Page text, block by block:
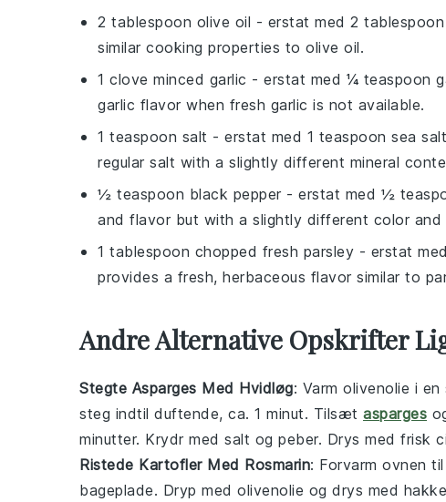
2 tablespoon olive oil - erstat med 2
similar cooking properties to olive oil.
1 clove minced garlic - erstat med ¼ teaspoon
garlic flavor when fresh garlic is not available.
1 teaspoon salt - erstat med 1 teaspoon sea salt
regular salt with a slightly different mineral
½ teaspoon black pepper - erstat med ½
and flavor but with a slightly different color and
1 tablespoon chopped fresh parsley - erstat med
provides a fresh, herbaceous flavor similar to
Andre Alternative Opskrifter
Stegte Asparges Med Hvidløg: Varm olivenolie i
steg indtil duftende, ca. 1 minut. Tilsæt asparges
minutter. Krydr med salt og peber. Drys med frisk
Ristede Kartofler Med Rosmarin: Forvarm ovnen
bageplade. Dryp med olivenolie og drys med